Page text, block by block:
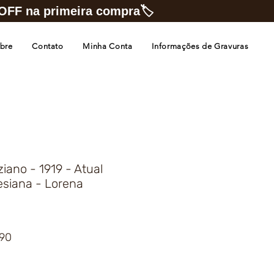
Contato Minha Conta Informações de Gravuras
OFF na primeira compra🏷️
- 1919 - Atual
- Lorena